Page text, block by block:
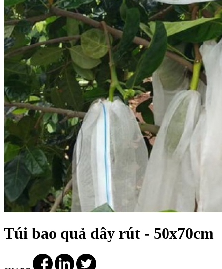
Túi bao quả dây rút - 50x70cm